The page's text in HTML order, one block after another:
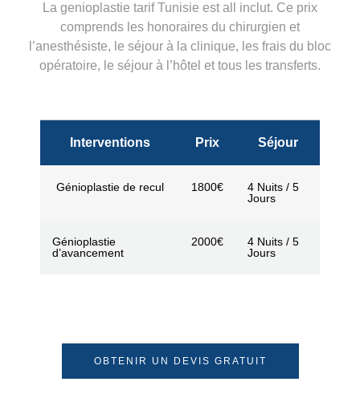
La genioplastie tarif Tunisie est all inclut. Ce prix
comprends les honoraires du chirurgien et
l’anesthésiste, le séjour à la clinique, les frais du bloc
opératoire, le séjour à l’hôtel et tous les transferts.
Interventions Prix Séjour
Génioplastie de recul 1800€
4 Nuits / 5
Jours
Génioplastie
d’avancement
2000€
4 Nuits / 5
Jours
OBTENIR UN DEVIS GRATUIT